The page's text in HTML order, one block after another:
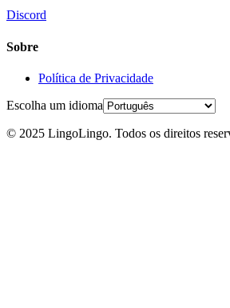
Discord
Sobre
Política de Privacidade
Escolha um idioma
© 2025 LingoLingo. Todos os direitos